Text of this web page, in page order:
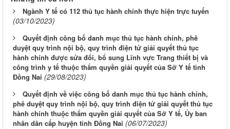
Ngành Y tế có 112 thủ tục hành chính thực hiện trực tuyến
(03/10/2023)
Quyết định công bố danh mục thủ tục hành chính, phê
duyệt quy trình nội bộ, quy trình điện tử giải quyết thủ tục
hành chính được sửa đổi, bổ sung Lĩnh vực Trang thiết bị và
công trình y tế thuộc thẩm quyền giải quyết của Sở Y tế tỉnh
Đồng Nai (29/08/2023)
Quyết định về việc công bố danh mục thủ tục hành chính,
phê duyệt quy trình nội bộ, quy trình điện tử giải quyết thủ tục
hành chính thuộc thẩm quyền giải quyết của Sở Y tế, Ủy ban
nhân dân cấp huyện tỉnh Đồng Nai (06/07/2023)